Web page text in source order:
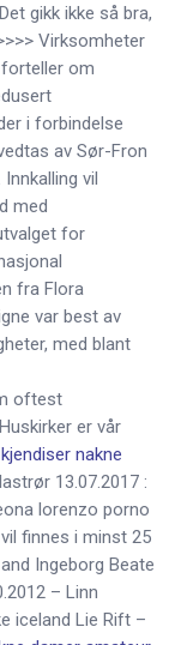
gikk ikke så bra,
Virksomheter
om
i forbindelse
av Sør-Fron
vil
med
for
fra Flora
var best av
med blant
oftest
er vår
nakne
13.07.2017 :
lorenzo porno
finnes i minst 25
Ingeborg Beate
– Linn
iceland Lie Rift –